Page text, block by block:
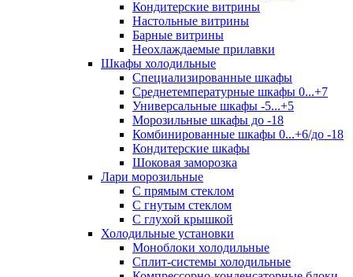
Кондитерские витрины
Настольные витрины
Барные витрины
Неохлаждаемые прилавки
Шкафы холодильные
Cпециализированные шкафы
Среднетемпературные шкафы 0...+7
Универсальные шкафы -5...+5
Морозильные шкафы до -18
Комбинированные шкафы 0...+6/до -18
Кондитерские шкафы
Шоковая заморозка
Лари морозильные
С прямым стеклом
С гнутым стеклом
С глухой крышкой
Холодильные установки
Моноблоки холодильные
Сплит-системы холодильные